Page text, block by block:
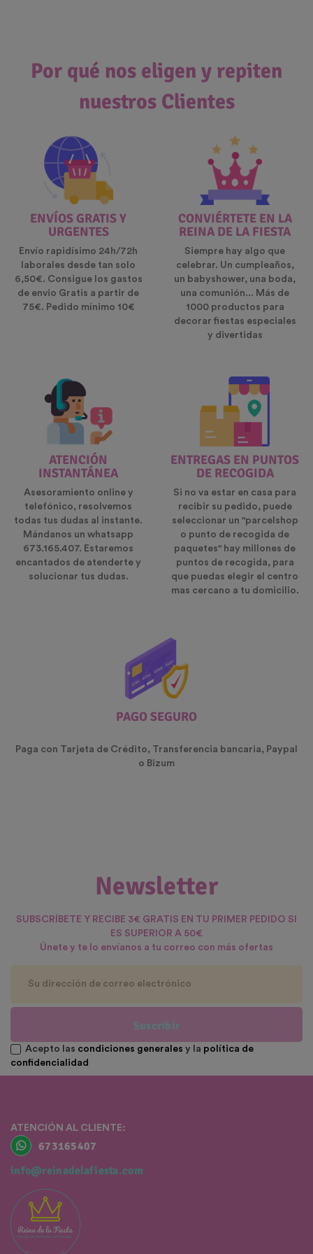
Por qué nos eligen y repiten
nuestros Clientes
ENVÍOS GRATIS Y
URGENTES
Envío rapidísimo 24h/72h
laborales desde tan solo
6,50€. Consigue los gastos
de envio Gratis a partir de
75€. Pedido mínimo 10€
CONVIÉRTETE EN LA
REINA DE LA FIESTA
Siempre hay algo que
celebrar. Un cumpleaños,
un babyshower, una boda,
una comunión... Más de
1000 productos para
decorar fiestas especiales
y divertidas
ATENCIÓN
INSTANTÁNEA
Asesoramiento online y
telefónico, resolvemos
todas tus dudas al instante.
Mándanos un whatsapp
673.165.407. Estaremos
encantados de atenderte y
solucionar tus dudas.
ENTREGAS EN PUNTOS
DE RECOGIDA
Si no va estar en casa para
recibir su pedido, puede
seleccionar un "parcelshop
o punto de recogida de
paquetes" hay millones de
puntos de recogida, para
que puedas elegir el centro
mas cercano a tu domicilio.
PAGO SEGURO
Paga con Tarjeta de Crédito, Transferencia bancaria, Paypal
o Bizum
Newsletter
SUBSCRÍBETE Y RECIBE 3€ GRATIS EN TU PRIMER PEDIDO SI
ES SUPERIOR A 50€
Únete y te lo envíanos a tu correo con más ofertas
Suscribir
Acepto las condiciones generales y la política de
confidencialidad
ATENCIÓN AL CLIENTE:
673165407
info@reinadelafiesta.com